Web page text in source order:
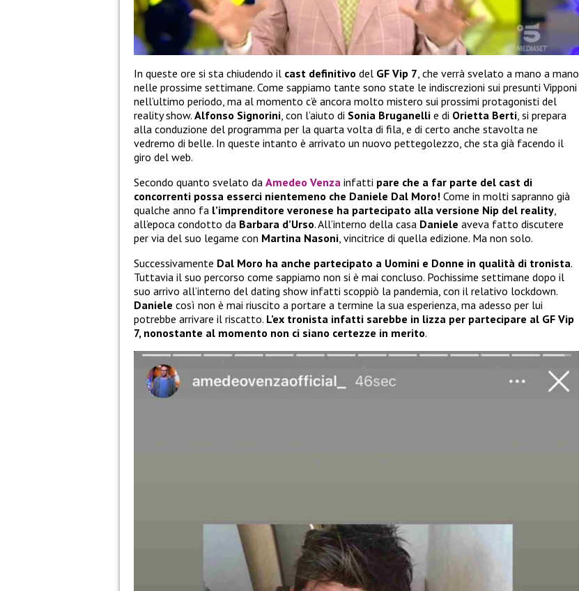
In queste ore si sta chiudendo il cast definitivo del GF Vip 7, che verrà svelato a mano a mano
nelle prossime settimane. Come sappiamo tante sono state le indiscrezioni sui presunti Vipponi
nell’ultimo periodo, ma al momento c’è ancora molto mistero sui prossimi protagonisti del
reality show. Alfonso Signorini, con l’aiuto di Sonia Bruganelli e di Orietta Berti, si prepara
alla conduzione del programma per la quarta volta di fila, e di certo anche stavolta ne
vedremo di belle. In queste intanto è arrivato un nuovo pettegolezzo, che sta già facendo il
giro del web.
Secondo quanto svelato da Amedeo Venza infatti pare che a far parte del cast di
concorrenti possa esserci nientemeno che Daniele Dal Moro! Come in molti sapranno già
qualche anno fa l’imprenditore veronese ha partecipato alla versione Nip del reality,
all’epoca condotto da Barbara d’Urso. All’interno della casa Daniele aveva fatto discutere
per via del suo legame con Martina Nasoni, vincitrice di quella edizione. Ma non solo.
Successivamente Dal Moro ha anche partecipato a Uomini e Donne in qualità di tronista.
Tuttavia il suo percorso come sappiamo non si è mai concluso. Pochissime settimane dopo il
suo arrivo all’interno del dating show infatti scoppiò la pandemia, con il relativo lockdown.
Daniele così non è mai riuscito a portare a termine la sua esperienza, ma adesso per lui
potrebbe arrivare il riscatto. L’ex tronista infatti sarebbe in lizza per partecipare al GF Vip
7, nonostante al momento non ci siano certezze in merito.